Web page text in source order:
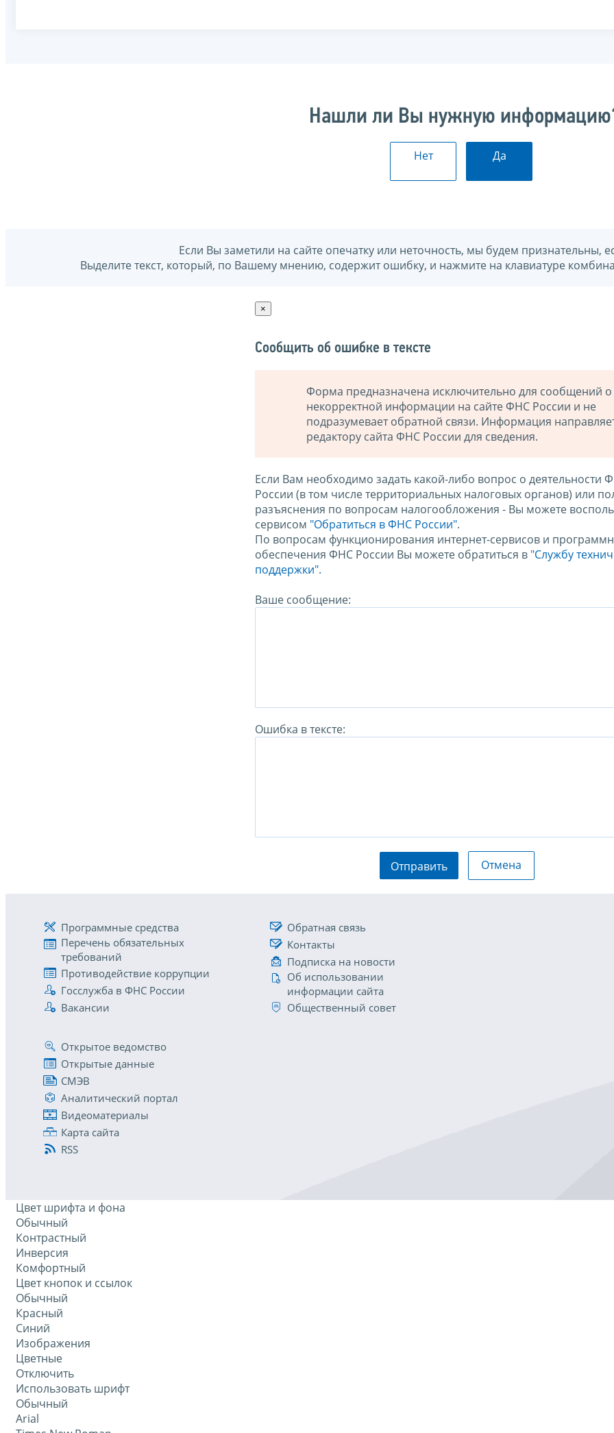
Нашли ли Вы нужную
Нет Да
Если Вы заметили на сайте опечатку или неточность, мы будем признательны,
Выделите текст, который, по Вашему мнению, содержит ошибку, и нажмите на клавиатуре
×
Сообщить об ошибке в тексте
Форма предназначена исключительно для сообщений о
некорректной информации на сайте ФНС России и не
подразумевает обратной связи. Информация
редактору сайта ФНС России для сведения.
Если Вам необходимо задать какой-либо вопрос о деятельности
России (в том числе территориальных налоговых органов) или
разъяснения по вопросам налогообложения - Вы можете
сервисом "Обратиться в ФНС России".
По вопросам функционирования интернет-сервисов и
обеспечения ФНС России Вы можете обратиться в "Службу
поддержки".
Ваше сообщение:
Ошибка в тексте:
Отправить Отмена
Программные средства
Перечень обязательных
требований
Противодействие коррупции
Госслужба в ФНС России
Вакансии
Обратная связь
Контакты
Подписка на новости
Об использовании
информации сайта
Общественный совет
Открытое ведомство
Открытые данные
СМЭВ
Аналитический портал
Видеоматериалы
Карта сайта
RSS
Цвет шрифта и фона
Обычный
Контрастный
Инверсия
Комфортный
Цвет кнопок и ссылок
Обычный
Красный
Синий
Изображения
Цветные
Отключить
Использовать шрифт
Обычный
Arial